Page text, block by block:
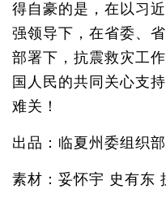
得自豪的是，在以习
强领导下，在省委、
部署下，抗震救灾工
国人民的共同关心支
难关！
出品：临夏州委组织
素材：妥怀宇 史有东